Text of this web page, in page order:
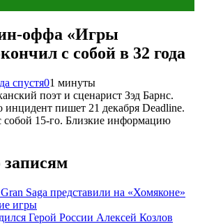
оффа «Игры
с собой в 32 года
спустя01 минуты
поэт и сценарист Зэд Барнс.
пишет 21 декабря Deadline.
собой 15-го. Близкие информацию
Saga представили на «Хомяконе»
игры
Герой России Алексей Козлов